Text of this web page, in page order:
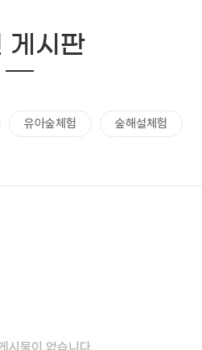
게시판
유아숲체험 숲해설체험